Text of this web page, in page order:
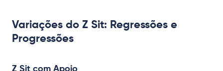
Variações do Z Sit: Regressões e
Progressões
Z Sit com Apoio